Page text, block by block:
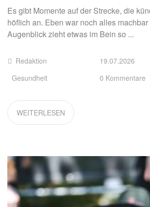
Es gibt Momente auf der Strecke, die
höflich an. Eben war noch alles
Augenblick zieht etwas im Bein so ...
Redaktion
Gesundheit
19.07.2026
0 Kommentare
WEITERLESEN